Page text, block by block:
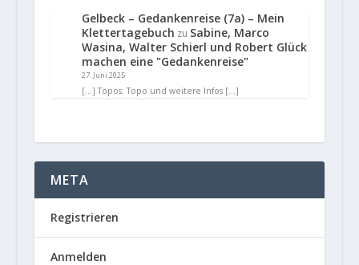
Gelbeck – Gedankenreise (7a) – Mein
Klettertagebuch zu Sabine, Marco
Wasina, Walter Schierl und Robert Glück
machen eine "Gedankenreise"
27. Juni 2025
[…] Topos: Topo und weitere Infos […]
META
Registrieren
Anmelden